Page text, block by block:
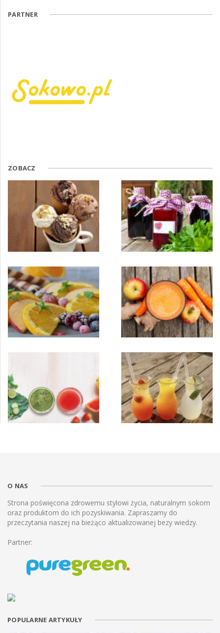
PARTNER
ZOBACZ
O NAS
Strona poświęcona zdrowemu stylowi życia, naturalnym sokom
oraz produktom do ich pozyskiwania. Zapraszamy do
przeczytania naszej na bieżąco aktualizowanej bezy wiedzy.
Partner:
POPULARNE ARTYKUŁY